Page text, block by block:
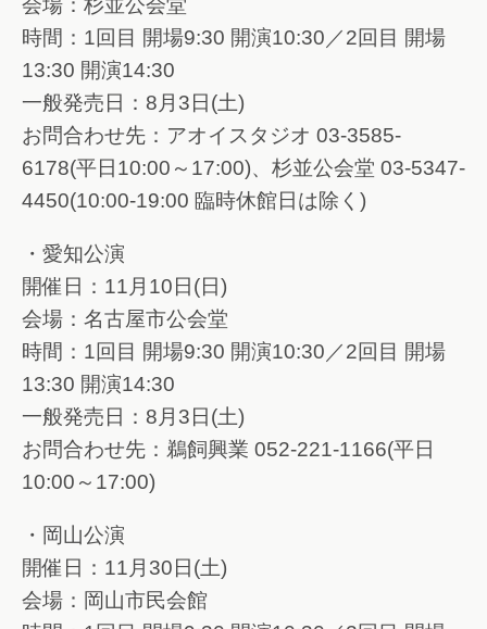
会場：杉並公会堂
時間：1回目 開場9:30 開演10:30／2回目 開場
13:30 開演14:30
一般発売日：8月3日(土)
お問合わせ先：アオイスタジオ 03-3585-
6178(平日10:00～17:00)、杉並公会堂 03-5347-
4450(10:00-19:00 臨時休館日は除く)
・愛知公演
開催日：11月10日(日)
会場：名古屋市公会堂
時間：1回目 開場9:30 開演10:30／2回目 開場
13:30 開演14:30
一般発売日：8月3日(土)
お問合わせ先：鵜飼興業 052-221-1166(平日
10:00～17:00)
・岡山公演
開催日：11月30日(土)
会場：岡山市民会館